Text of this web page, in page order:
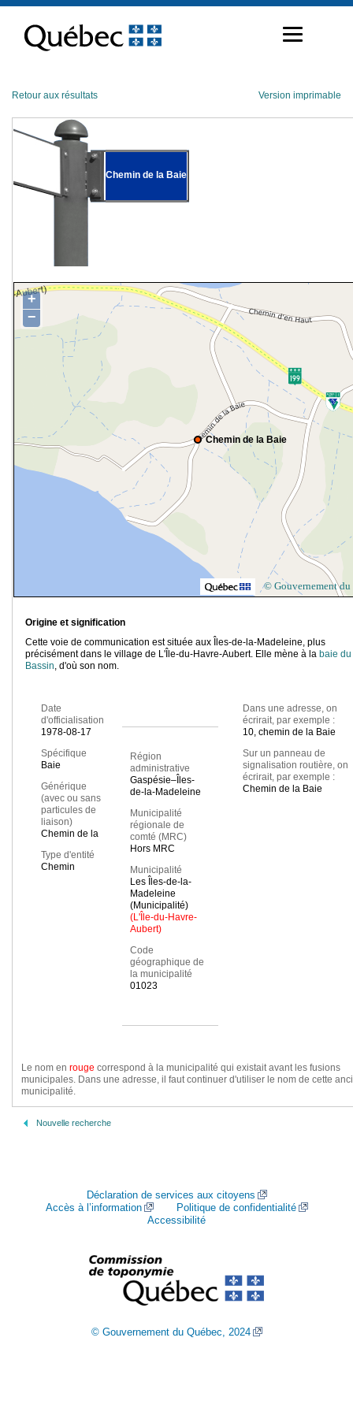
contenu
Retour aux résultats Version imprimable
Chemin de la Baie
Chemin de la Baie
+
−
© Gouvernement du
Origine et signification
Cette voie de communication est située aux Îles-de-la-Madeleine, plus
précisément dans le village de L'Île-du-Havre-Aubert. Elle mène à la baie du
Bassin, d'où son nom.
Date
d'officialisation
1978-08-17
Spécifique
Baie
Générique
(avec ou sans
particules de
liaison)
Chemin de la
Type d'entité
Chemin
Région
administrative
Gaspésie–Îles-
de-la-Madeleine
Municipalité
régionale de
comté (MRC)
Hors MRC
Municipalité
Les Îles-de-la-
Madeleine
(Municipalité)
(L'Île-du-Havre-
Aubert)
Code
géographique de
la municipalité
01023
Dans une adresse, on
écrirait, par exemple :
10, chemin de la Baie
Sur un panneau de
signalisation routière, on
écrirait, par exemple :
Chemin de la Baie
Le nom en rouge correspond à la municipalité qui existait avant les fusions
municipales. Dans une adresse, il faut continuer d'utiliser le nom de cette
municipalité.
Nouvelle recherche
Déclaration de services aux citoyens
Accès à l’information
Politique de confidentialité
Accessibilité
© Gouvernement du Québec, 2024